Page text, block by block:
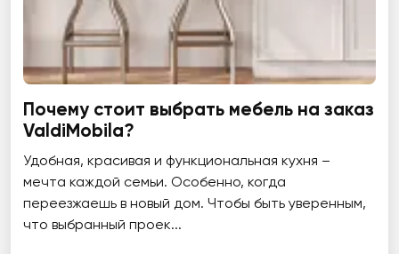
Почему стоит выбрать мебель на заказ
ValdiMobila?
Удобная, красивая и функциональная кухня –
мечта каждой семьи. Особенно, когда
переезжаешь в новый дом. Чтобы быть уверенным,
что выбранный проек...